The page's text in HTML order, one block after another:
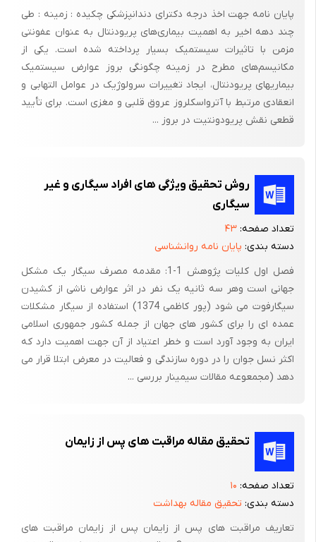
لباس و یا پوست بدن نیز بچسد. آخرین پک سیگار دو برابر بیشتراز
نخستین پک سیگار حاوی تار میباشد. مهم ترین عامل سرطان زایی
تار،ماده ای به نام «بنزوآپین» می باشد(2).
‫‫​پایان نامه مربوط به این پروپوزال در سایت وجود ندارد.
پایان نامه جهت اخذ درجه دکترای دندانپزشکی چکیده : زمینه : طی
چند دهه اخیر به اهمیت بیماری‌های پریودنتال به عنوان عفونتی
مزمن با تاثیرات سیستمیک بسیار پرداخته شده است. یکی از
مکانیسم‌های مطرح در زمینه چگونگی بروز عوارض سیستمیک
بیماریهای پریودنتال، ایجاد تغییرات سرولوژیک در عوامل التهابی و
انعقادی مرتبط با آترواسکلروز عروق قلبی و مغزی است. برای تأیید
قطعی نقش پریودونتیت در بروز ...
روش تحقیق ویژگی های افراد سیگاری و غیر
سیگاری
تعداد صفحه: ۴۳
دسته بندی: پایان نامه روانشناسی
فصل اول کلیات پژوهش 1-1: مقدمه مصرف سیگار یک مشکل
جهانی است وهر سه ثانیه یک نفر در اثر عوارض ناشی از کشیدن
سیگارفوت می شود (پور کاظمی 1374) استفاده از سیگار مشکلات
عمده ای را برای کشور های جهان از جمله کشور جمهوری اسلامی
ایران به وجود آورد است و خطر اعتیاد از آن جهت اهمیت دارد که
اکثر نسل جوان را در دوره سازندگی و فعالیت در معرض ابتلا قرار می
دهد (مجمعوعه مقالات سیمینار بررسی ...
تحقیق مقاله مراقبت های پس از زایمان
تعداد صفحه: ۱۰
دسته بندی: تحقیق مقاله بهداشت
تعاریف مراقبت های پس از زایمان پس از زایمان مراقبت های